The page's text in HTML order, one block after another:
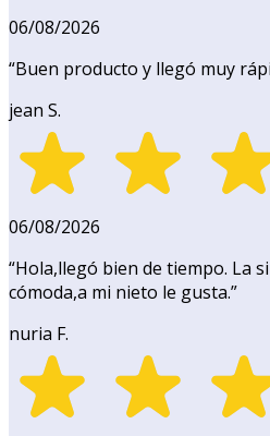
06/08/2026
“Buen producto y llegó muy
jean S.
06/08/2026
“Hola,llegó bien de tiempo. La
cómoda,a mi nieto le gusta.”
nuria F.